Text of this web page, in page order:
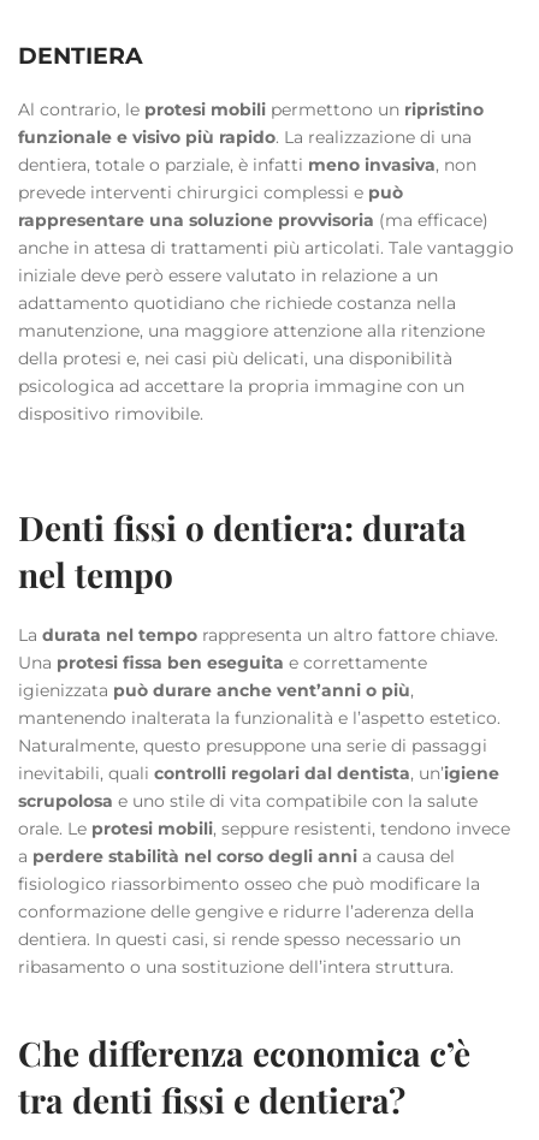
DENTIERA
Al contrario, le protesi mobili permettono un ripristino
funzionale e visivo più rapido. La realizzazione di una
dentiera, totale o parziale, è infatti meno invasiva, non
prevede interventi chirurgici complessi e può
rappresentare una soluzione provvisoria (ma efficace)
anche in attesa di trattamenti più articolati. Tale vantaggio
iniziale deve però essere valutato in relazione a un
adattamento quotidiano che richiede costanza nella
manutenzione, una maggiore attenzione alla ritenzione
della protesi e, nei casi più delicati, una disponibilità
psicologica ad accettare la propria immagine con un
dispositivo rimovibile.
Denti fissi o dentiera: durata
nel tempo
La durata nel tempo rappresenta un altro fattore chiave.
Una protesi fissa ben eseguita e correttamente
igienizzata può durare anche vent’anni o più,
mantenendo inalterata la funzionalità e l’aspetto estetico.
Naturalmente, questo presuppone una serie di passaggi
inevitabili, quali controlli regolari dal dentista, un’igiene
scrupolosa e uno stile di vita compatibile con la salute
orale. Le protesi mobili, seppure resistenti, tendono invece
a perdere stabilità nel corso degli anni a causa del
fisiologico riassorbimento osseo che può modificare la
conformazione delle gengive e ridurre l’aderenza della
dentiera. In questi casi, si rende spesso necessario un
ribasamento o una sostituzione dell’intera struttura.
Che differenza economica c’è
tra denti fissi e dentiera?